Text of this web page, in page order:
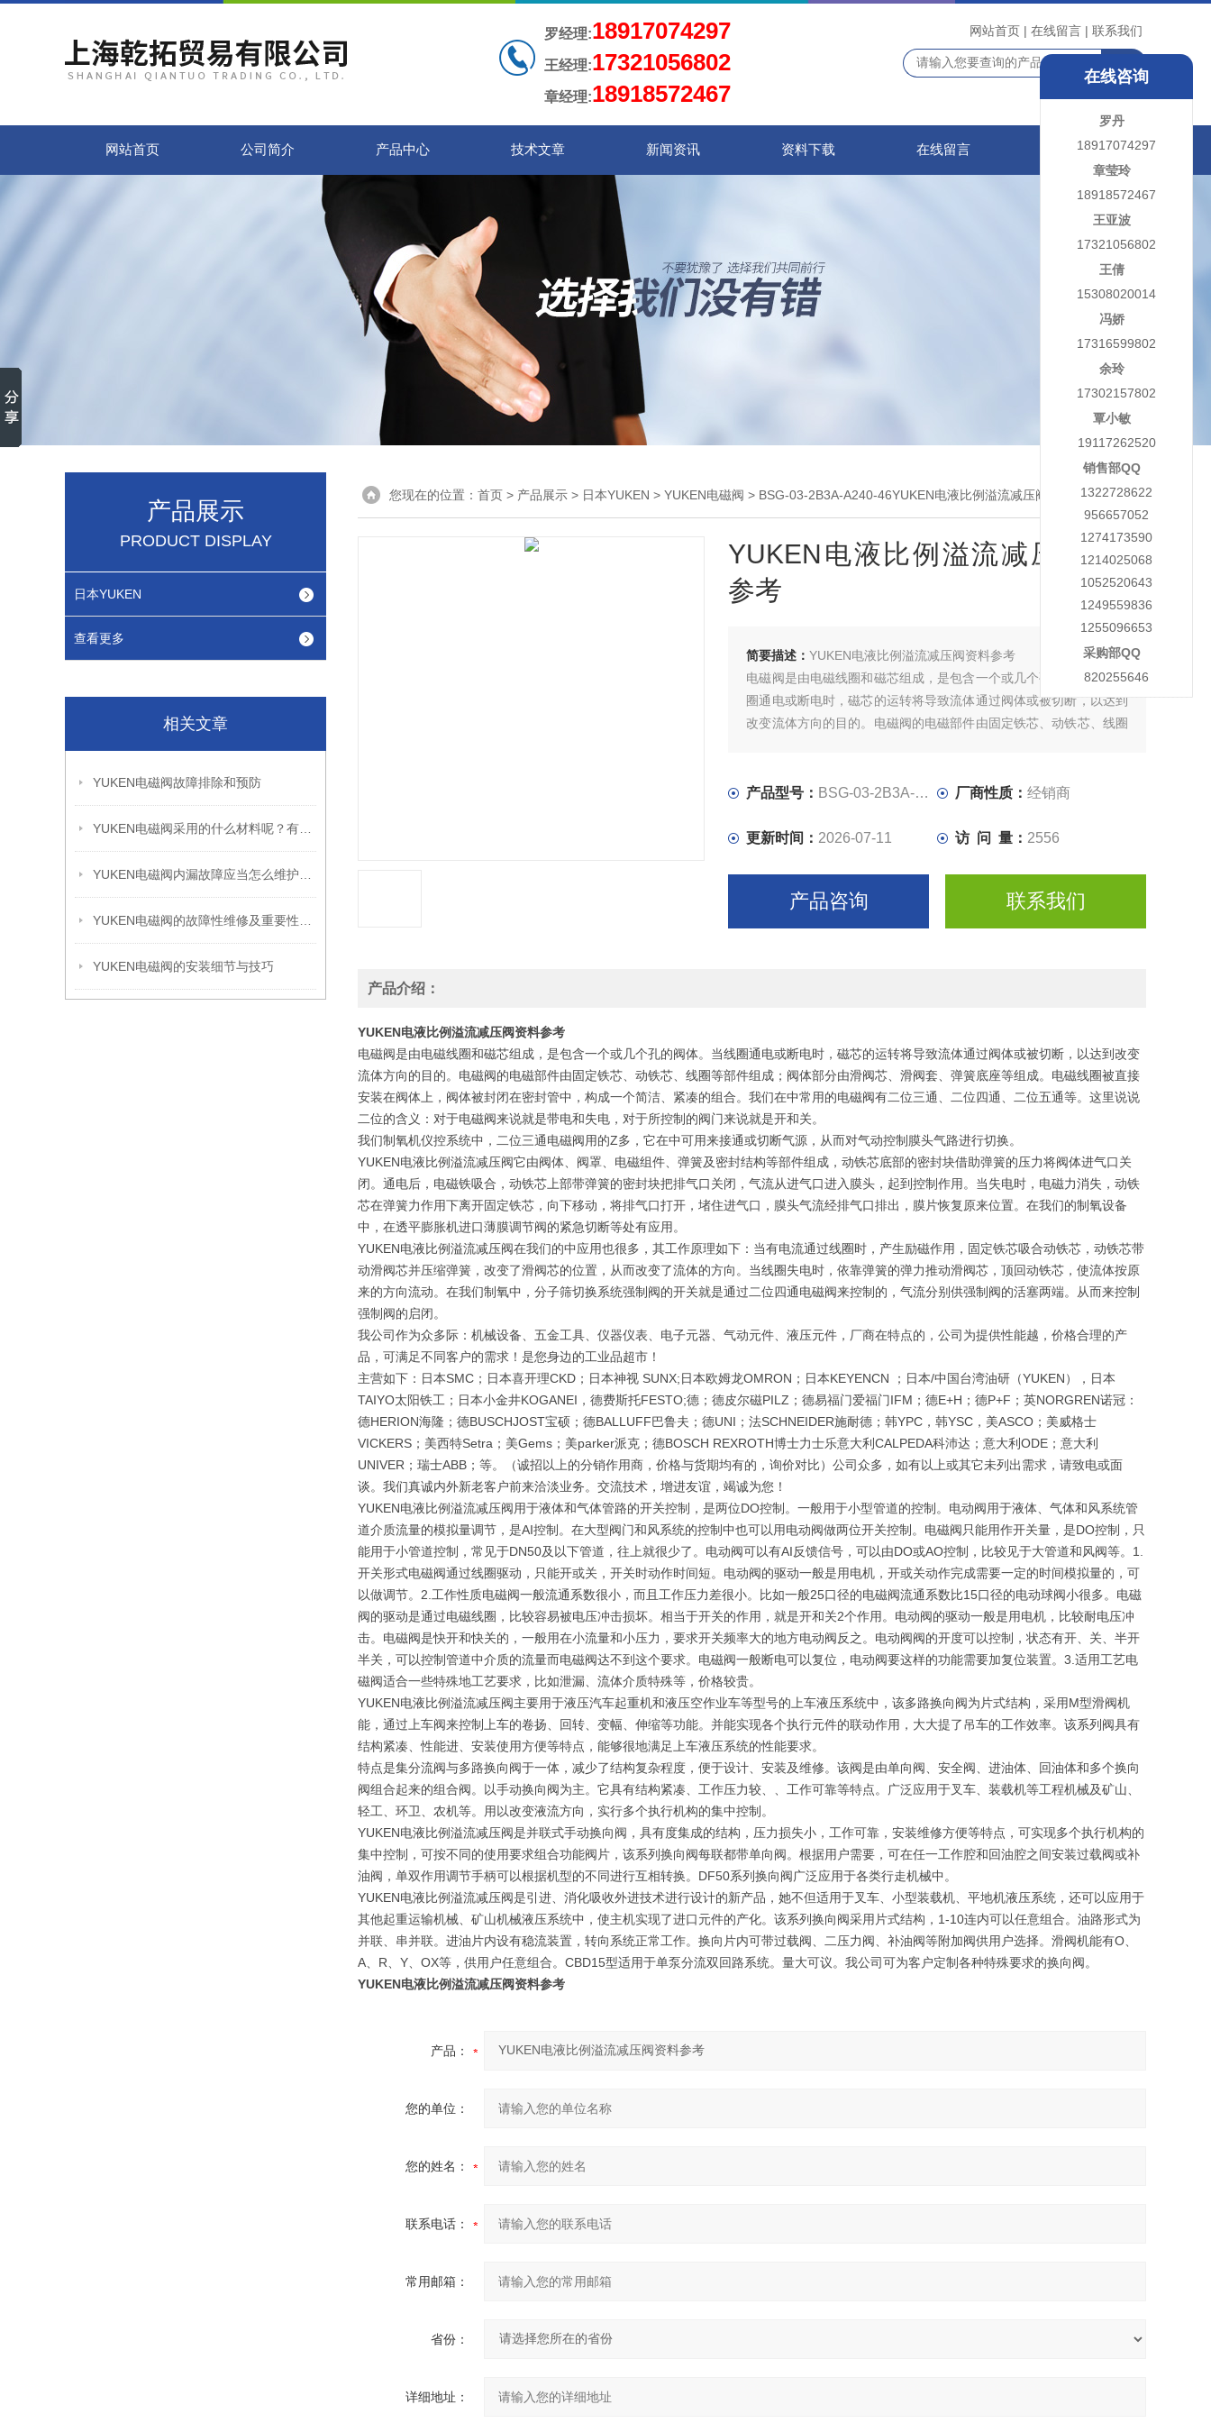
罗经理:18917074297
王经理:17321056802
章经理:18918572467
网站首页 | 在线留言 | 联系我们
网站首页 公司简介 产品中心 技术文章 新闻资讯 资料下载 在线留言 联系我们
产品展示
PRODUCT DISPLAY
日本YUKEN
查看更多
相关文章
YUKEN电磁阀故障排除和预防
YUKEN电磁阀的安装细节与技巧
您现在的位置： 首页 > 产品展示 > 日本YUKEN > YUKEN电磁阀 > BSG-03-2B3A-A240-46YUKEN电液比例溢流减压阀资料参考
YUKEN电液比例溢流减压阀资料
参考
简要描述：YUKEN电液比例溢流减压阀资料参考
电磁阀是由电磁线圈和磁芯组成，是包含一个或几个孔的阀体。当线
圈通电或断电时，磁芯的运转将导致流体通过阀体或被切断，以达到
改变流体方向的目的。电磁阀的电磁部件由固定铁芯、动铁芯、线圈
产品型号： BSG-03-2B3A-A240-46 厂商性质：经销商
更新时间： 2026-07-11 访 问 量： 2556
产品咨询 联系我们
产品介绍：
YUKEN电液比例溢流减压阀资料参考
电磁阀是由电磁线圈和磁芯组成，是包含一个或几个孔的阀体。当线圈通电或断电时，磁芯的运转将导致流体通过阀体或被切断，以达到改变
流体方向的目的。电磁阀的电磁部件由固定铁芯、动铁芯、线圈等部件组成；阀体部分由滑阀芯、滑阀套、弹簧底座等组成。电磁线圈被直接
安装在阀体上，阀体被封闭在密封管中，构成一个简洁、紧凑的组合。我们在中常用的电磁阀有二位三通、二位四通、二位五通等。这里说说
二位的含义：对于电磁阀来说就是带电和失电，对于所控制的阀门来说就是开和关。
我们制氧机仪控系统中，二位三通电磁阀用的Z多，它在中可用来接通或切断气源，从而对气动控制膜头气路进行切换。
YUKEN电液比例溢流减压阀它由阀体、阀罩、电磁组件、弹簧及密封结构等部件组成，动铁芯底部的密封块借助弹簧的压力将阀体进气口关
闭。通电后，电磁铁吸合，动铁芯上部带弹簧的密封块把排气口关闭，气流从进气口进入膜头，起到控制作用。当失电时，电磁力消失，动铁
芯在弹簧力作用下离开固定铁芯，向下移动，将排气口打开，堵住进气口，膜头气流经排气口排出，膜片恢复原来位置。在我们的制氧设备
中，在透平膨胀机进口薄膜调节阀的紧急切断等处有应用。
YUKEN电液比例溢流减压阀在我们的中应用也很多，其工作原理如下：当有电流通过线圈时，产生励磁作用，固定铁芯吸合动铁芯，动铁芯带
动滑阀芯并压缩弹簧，改变了滑阀芯的位置，从而改变了流体的方向。当线圈失电时，依靠弹簧的弹力推动滑阀芯，顶回动铁芯，使流体按原
来的方向流动。在我们制氧中，分子筛切换系统强制阀的开关就是通过二位四通电磁阀来控制的，气流分别供强制阀的活塞两端。从而来控制
强制阀的启闭。
我公司作为众多际：机械设备、五金工具、仪器仪表、电子元器、气动元件、液压元件，厂商在特点的，公司为提供性能越，价格合理的产
品，可满足不同客户的需求！是您身边的工业品超市！
主营如下：日本SMC；日本喜开理CKD；日本神视 SUNX;日本欧姆龙OMRON；日本KEYENCN ；日本/中国台湾油研（YUKEN），日本
TAIYO太阳铁工；日本小金井KOGANEI，德费斯托FESTO;德；德皮尔磁PILZ；德易福门爱福门IFM；德E+H；德P+F；英NORGREN诺冠：
德HERION海隆；德BUSCHJOST宝硕；德BALLUFF巴鲁夫；德UNI；法SCHNEIDER施耐德；韩YPC，韩YSC，美ASCO；美威格士
VICKERS；美西特Setra；美Gems；美parker派克；德BOSCH REXROTH博士力士乐意大利CALPEDA科沛达；意大利ODE；意大利
UNIVER；瑞士ABB；等。（诚招以上的分销作用商，价格与货期均有的，询价对比）公司众多，如有以上或其它未列出需求，请致电或面
谈。我们真诚内外新老客户前来洽淡业务。交流技术，增进友谊，竭诚为您！
YUKEN电液比例溢流减压阀用于液体和气体管路的开关控制，是两位DO控制。一般用于小型管道的控制。电动阀用于液体、气体和风系统管
道介质流量的模拟量调节，是AI控制。在大型阀门和风系统的控制中也可以用电动阀做两位开关控制。电磁阀只能用作开关量，是DO控制，只
能用于小管道控制，常见于DN50及以下管道，往上就很少了。电动阀可以有AI反馈信号，可以由DO或AO控制，比较见于大管道和风阀等。1.
开关形式电磁阀通过线圈驱动，只能开或关，开关时动作时间短。电动阀的驱动一般是用电机，开或关动作完成需要一定的时间模拟量的，可
以做调节。2.工作性质电磁阀一般流通系数很小，而且工作压力差很小。比如一般25口径的电磁阀流通系数比15口径的电动球阀小很多。电磁
阀的驱动是通过电磁线圈，比较容易被电压冲击损坏。相当于开关的作用，就是开和关2个作用。电动阀的驱动一般是用电机，比较耐电压冲
击。电磁阀是快开和快关的，一般用在小流量和小压力，要求开关频率大的地方电动阀反之。电动阀阀的开度可以控制，状态有开、关、半开
半关，可以控制管道中介质的流量而电磁阀达不到这个要求。电磁阀一般断电可以复位，电动阀要这样的功能需要加复位装置。3.适用工艺电
磁阀适合一些特殊地工艺要求，比如泄漏、流体介质特殊等，价格较贵。
YUKEN电液比例溢流减压阀主要用于液压汽车起重机和液压空作业车等型号的上车液压系统中，该多路换向阀为片式结构，采用M型滑阀机
能，通过上车阀来控制上车的卷扬、回转、变幅、伸缩等功能。并能实现各个执行元件的联动作用，大大提了吊车的工作效率。该系列阀具有
结构紧凑、性能进、安装使用方便等特点，能够很地满足上车液压系统的性能要求。
特点是集分流阀与多路换向阀于一体，减少了结构复杂程度，便于设计、安装及维修。该阀是由单向阀、安全阀、进油体、回油体和多个换向
阀组合起来的组合阀。以手动换向阀为主。它具有结构紧凑、工作压力较、、工作可靠等特点。广泛应用于叉车、装载机等工程机械及矿山、
轻工、环卫、农机等。用以改变液流方向，实行多个执行机构的集中控制。
YUKEN电液比例溢流减压阀是并联式手动换向阀，具有度集成的结构，压力损失小，工作可靠，安装维修方便等特点，可实现多个执行机构的
集中控制，可按不同的使用要求组合功能阀片，该系列换向阀每联都带单向阀。根据用户需要，可在任一工作腔和回油腔之间安装过载阀或补
油阀，单双作用调节手柄可以根据机型的不同进行互相转换。DF50系列换向阀广泛应用于各类行走机械中。
YUKEN电液比例溢流减压阀是引进、消化吸收外进技术进行设计的新产品，她不但适用于叉车、小型装载机、平地机液压系统，还可以应用于
其他起重运输机械、矿山机械液压系统中，使主机实现了进口元件的产化。该系列换向阀采用片式结构，1-10连内可以任意组合。油路形式为
并联、串并联。进油片内设有稳流装置，转向系统正常工作。换向片内可带过载阀、二压力阀、补油阀等附加阀供用户选择。滑阀机能有O、
A、R、Y、OX等，供用户任意组合。CBD15型适用于单泵分流双回路系统。量大可议。我公司可为客户定制各种特殊要求的换向阀。
YUKEN电液比例溢流减压阀资料参考
产品：
您的单位：
您的姓名：
联系电话：
常用邮箱：
省份：
详细地址：
在线咨询
罗丹
18917074297
章莹玲
18918572467
王亚波
17321056802
王倩
15308020014
冯娇
17316599802
余玲
17302157802
覃小敏
19117262520
销售部QQ
1322728622
956657052
1274173590
1214025068
1052520643
1249559836
1255096653
采购部QQ
820255646